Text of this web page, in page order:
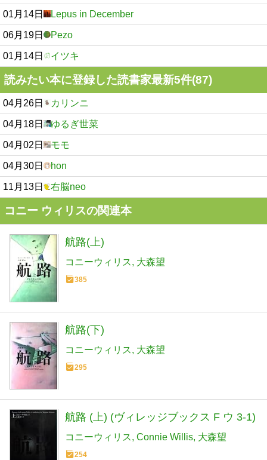
01月14日 Lepus in December
06月19日 Pezo
01月14日 イツキ
読みたい本に登録した読書家最新5件(87)
04月26日 カリンニ
04月18日 ゆるぎ世菜
04月02日 モモ
04月30日 hon
11月13日 右脳neo
コニー ウィリスの関連本
航路(上)
コニーウィリス 大森望
385
航路(下)
コニーウィリス 大森望
295
航路 (上) (ヴィレッジブックス F ウ 3-1)
コニーウィリス Connie Willis 大森望
254